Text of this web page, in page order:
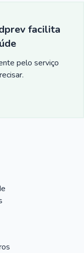
facilita
pelo serviço